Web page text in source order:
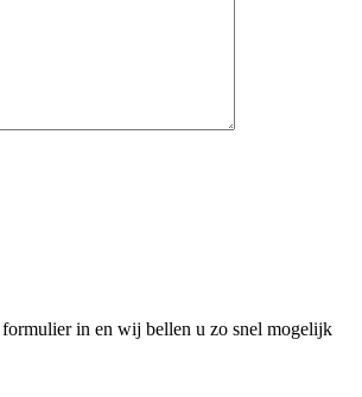
formulier in en wij bellen u zo snel mogelijk